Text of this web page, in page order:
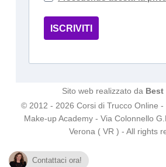
ISCRIVITI
Sito web realizzato da Best
© 2012 - 2026 Corsi di Trucco Online
Make-up Academy - Via Colonnello
Verona ( VR ) - All rights
Contattaci ora!